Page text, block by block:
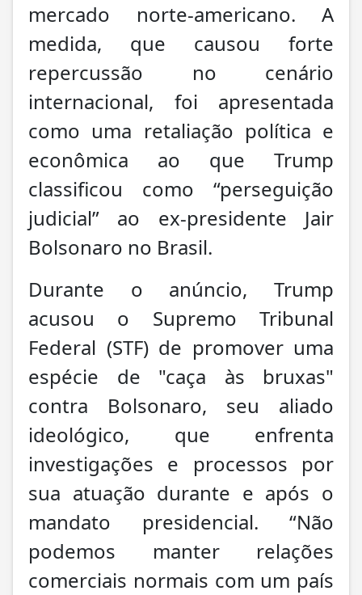
mercado norte-americano. A
medida, que causou forte
repercussão no cenário
internacional, foi apresentada
como uma retaliação política e
econômica ao que Trump
classificou como “perseguição
judicial” ao ex-presidente Jair
Bolsonaro no Brasil.
Durante o anúncio, Trump
acusou o Supremo Tribunal
Federal (STF) de promover uma
espécie de "caça às bruxas"
contra Bolsonaro, seu aliado
ideológico, que enfrenta
investigações e processos por
sua atuação durante e após o
mandato presidencial. “Não
podemos manter relações
comerciais normais com um país